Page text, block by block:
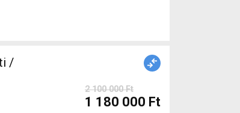
/
2 100 000 Ft
1 180 000 Ft